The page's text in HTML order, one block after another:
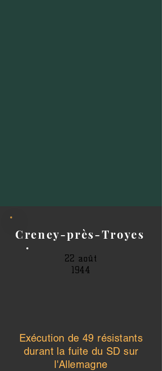
Creney-près-Troyes
22 août
1944
Exécution de 49 résistants
durant la fuite du SD sur
l'Allemagne